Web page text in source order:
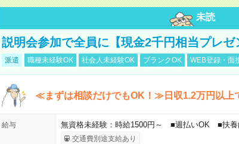
未読
説明会参加で全員に【現金2千円相当プレ
派遣 職種未経験OK 社会人未経験OK ブランクOK WEB登録・面
≪まずは相談だけでもOK！≫日収1.2万円以上
給与 無資格未経験：時給1500円～ ■週払いOK ■扶
交通費別途支給あり